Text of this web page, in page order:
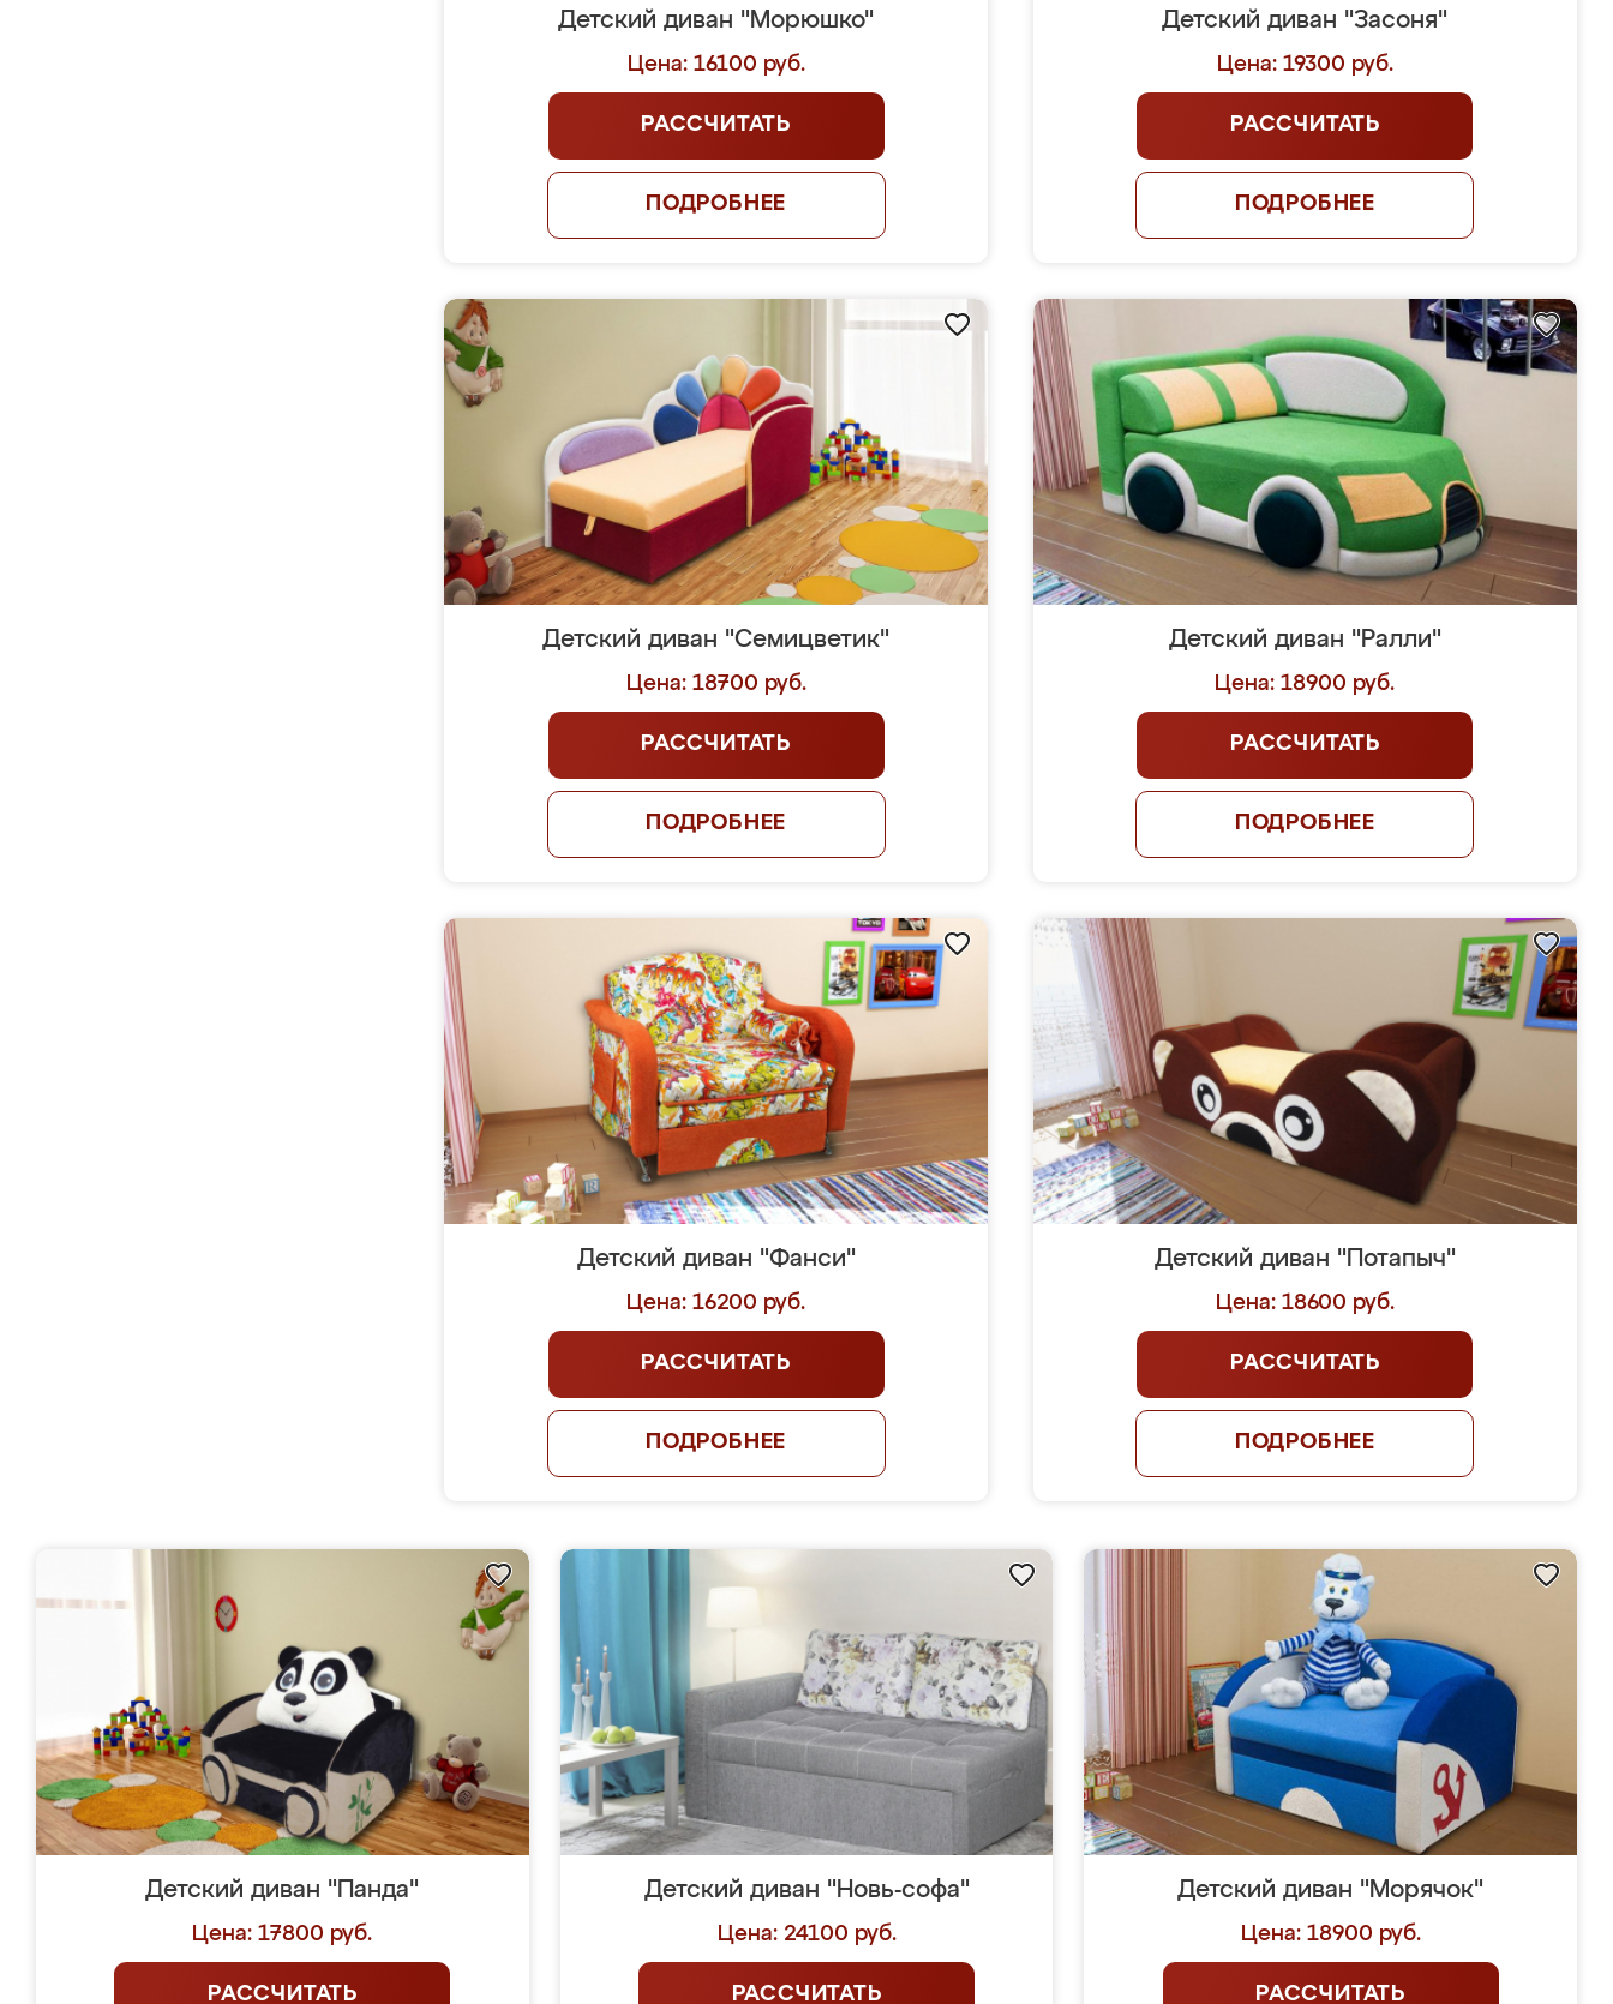
Детский диван "Морюшко"
Цена: 16100 руб.
РАССЧИТАТЬ
ПОДРОБНЕЕ
Детский диван "Засоня"
Цена: 19300 руб.
РАССЧИТАТЬ
ПОДРОБНЕЕ
Детский диван "Семицветик"
Цена: 18700 руб.
РАССЧИТАТЬ
ПОДРОБНЕЕ
Детский диван "Ралли"
Цена: 18900 руб.
РАССЧИТАТЬ
ПОДРОБНЕЕ
Детский диван "Фанси"
Цена: 16200 руб.
РАССЧИТАТЬ
ПОДРОБНЕЕ
Детский диван "Потапыч"
Цена: 18600 руб.
РАССЧИТАТЬ
ПОДРОБНЕЕ
Детский диван "Панда"
Цена: 17800 руб.
РАССЧИТАТЬ
Детский диван "Новь-софа"
Цена: 24100 руб.
РАССЧИТАТЬ
Детский диван "Морячок"
Цена: 18900 руб.
РАССЧИТАТЬ